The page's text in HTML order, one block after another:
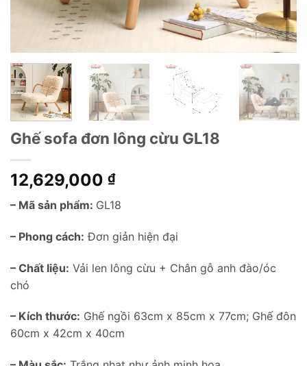
Ghế sofa đơn lông cừu GL18
12,629,000 ₫
– Mã sản phẩm: GL18
– Phong cách: Đơn giản hiện đại
– Chất liệu: Vải len lông cừu + Chân gỗ anh đào/óc
chó
– Kích thước: Ghế ngồi 63cm x 85cm x 77cm; Ghế đôn
60cm x 42cm x 40cm